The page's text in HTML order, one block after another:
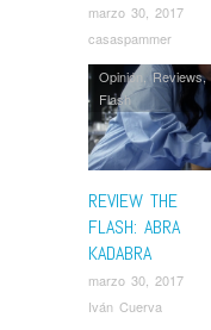
marzo 30, 2017
casaspammer
REVIEW THE
FLASH: ABRA
KADABRA
marzo 30, 2017
Iván Cuerva
Opinión ,Reviews,
Flash